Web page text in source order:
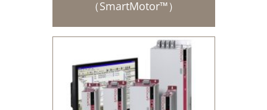
（SmartMotor™）